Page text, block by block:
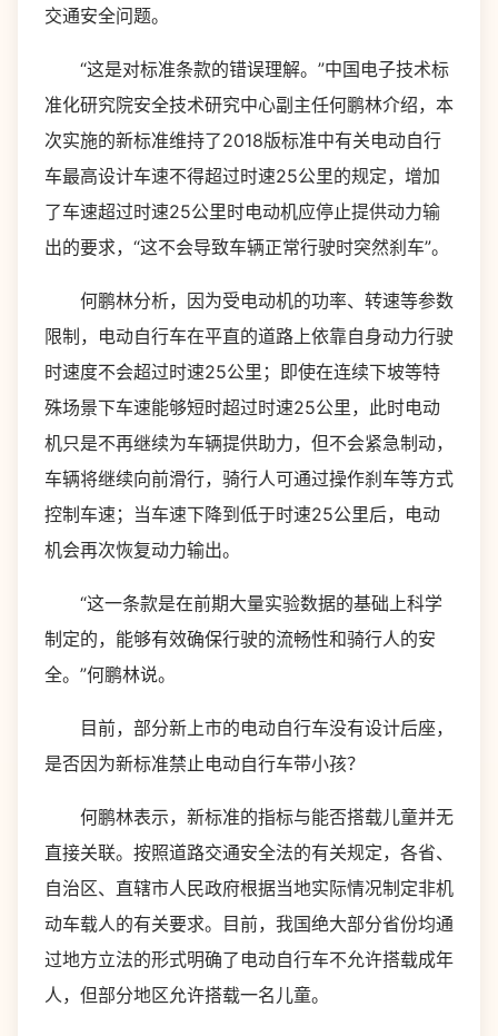
交通安全问题。
“这是对标准条款的错误理解。”中国电子技术标
准化研究院安全技术研究中心副主任何鹏林介绍，本
次实施的新标准维持了2018版标准中有关电动自行
车最高设计车速不得超过时速25公里的规定，增加
了车速超过时速25公里时电动机应停止提供动力输
出的要求，“这不会导致车辆正常行驶时突然刹车”。
何鹏林分析，因为受电动机的功率、转速等参数
限制，电动自行车在平直的道路上依靠自身动力行驶
时速度不会超过时速25公里；即使在连续下坡等特
殊场景下车速能够短时超过时速25公里，此时电动
机只是不再继续为车辆提供助力，但不会紧急制动，
车辆将继续向前滑行，骑行人可通过操作刹车等方式
控制车速；当车速下降到低于时速25公里后，电动
机会再次恢复动力输出。
“这一条款是在前期大量实验数据的基础上科学
制定的，能够有效确保行驶的流畅性和骑行人的安
全。”何鹏林说。
目前，部分新上市的电动自行车没有设计后座，
是否因为新标准禁止电动自行车带小孩？
何鹏林表示，新标准的指标与能否搭载儿童并无
直接关联。按照道路交通安全法的有关规定，各省、
自治区、直辖市人民政府根据当地实际情况制定非机
动车载人的有关要求。目前，我国绝大部分省份均通
过地方立法的形式明确了电动自行车不允许搭载成年
人，但部分地区允许搭载一名儿童。